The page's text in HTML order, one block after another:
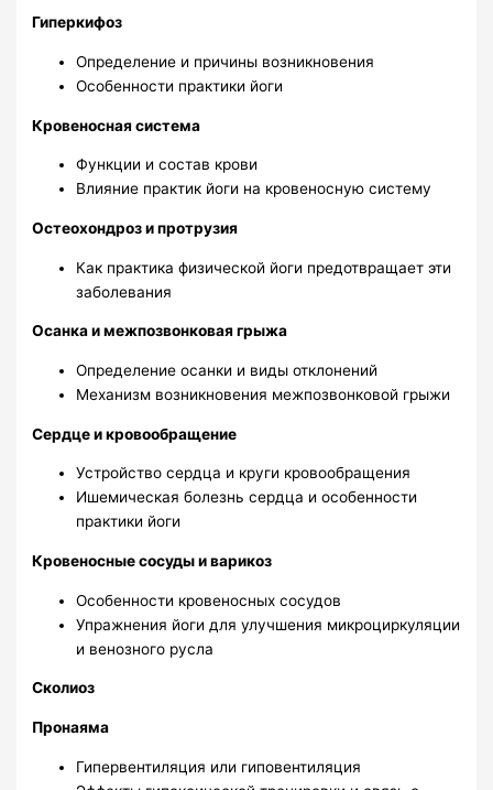
Гиперкифоз
Определение и причины возникновения
Особенности практики йоги
Кровеносная система
Функции и состав крови
Влияние практик йоги на кровеносную систему
Остеохондроз и протрузия
Как практика физической йоги предотвращает эти
заболевания
Осанка и межпозвонковая грыжа
Определение осанки и виды отклонений
Механизм возникновения межпозвонковой грыжи
Сердце и кровообращение
Устройство сердца и круги кровообращения
Ишемическая болезнь сердца и особенности
практики йоги
Кровеносные сосуды и варикоз
Особенности кровеносных сосудов
Упражнения йоги для улучшения микроциркуляции
и венозного русла
Сколиоз
Пронаяма
Гипервентиляция или гиповентиляция